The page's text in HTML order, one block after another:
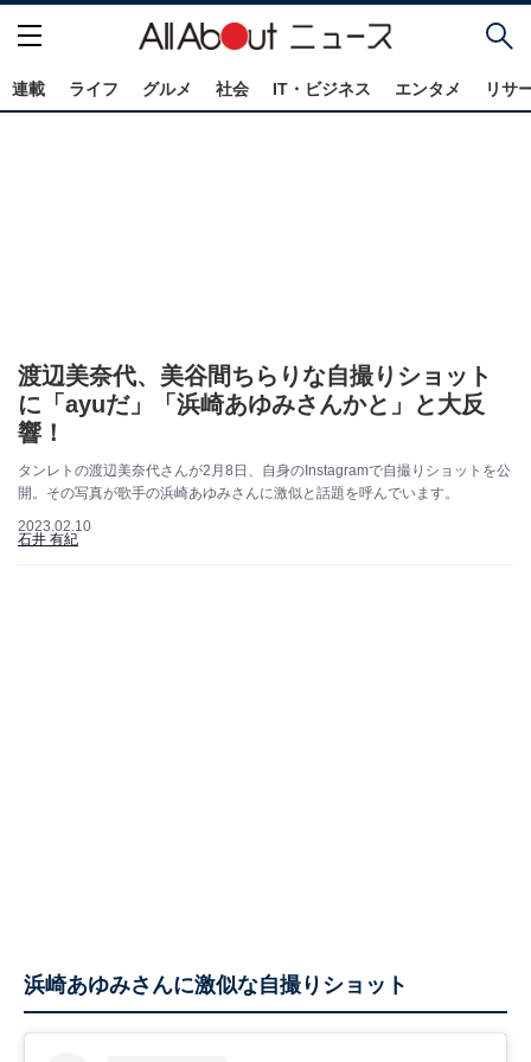
連載 ライフ グルメ 社会 IT・ビジネス エンタメ リサ
渡辺美奈代、美谷間ちらりな自撮りショット
に「ayuだ」「浜崎あゆみさんかと」と大反
響！
タンレトの渡辺美奈代さんが2月8日、自身のInstagramで自撮りショットを公
開。その写真が歌手の浜崎あゆみさんに激似と話題を呼んでいます。
2023.02.10
石井 有紀
浜崎あゆみさんに激似な自撮りショット